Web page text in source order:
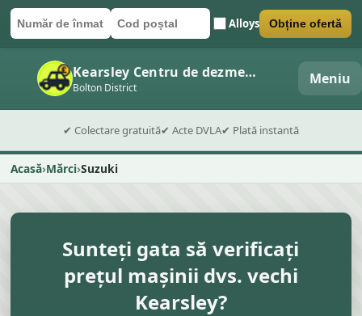
Număr de înmatriculare
Cod poștal Alloys
Trimite formularul Obține ofertă
Kearsley Centru de dezmembrări auto
Bolton District Meniu
✔ Colectare gratuită✔ Acte DVLA✔ Plată instantă
Acasă Mărci Suzuki
Sunteți gata să verificați
prețul mașinii dvs. vechi
Kearsley?